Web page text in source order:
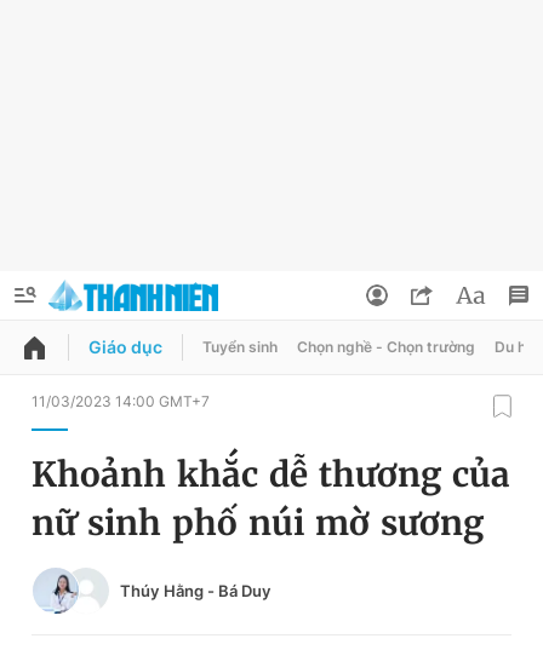
QUẢNG CÁO ĐẶT BÁO
Chuyên mục
Chuyên mục khác
Đổi mật khẩu
Tin đã lưu
Tin đã xem
Giáo dục Tuyển sinh Chọn nghề - Chọn trường Du học
11/03/2023 14:00 GMT+7
Khoảnh khắc dễ thương của
nữ sinh phố núi mờ sương
Thúy Hằng - Bá Duy